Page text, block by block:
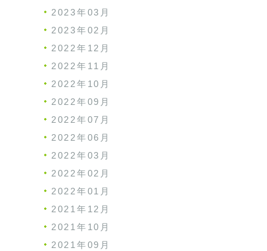
2023年03月
2023年02月
2022年12月
2022年11月
2022年10月
2022年09月
2022年07月
2022年06月
2022年03月
2022年02月
2022年01月
2021年12月
2021年10月
2021年09月